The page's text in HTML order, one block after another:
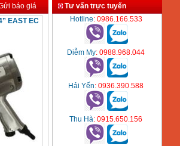
báo giá
EAST EC
Tư vấn trực tuyến
Hotline: 0986.166.533
Diễm My: 0988.968.044
Hải Yến: 0936.390.588
Thu Hà: 0915.650.156